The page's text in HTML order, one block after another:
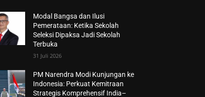
Modal Bangsa dan Ilusi
Pemerataan: Ketika Sekolah
Seleksi Dipaksa Jadi Sekolah
Terbuka
31 Juli 2026
PM Narendra Modi Kunjungan ke
Indonesia: Perkuat Kemitraan
Strategis Komprehensif India–